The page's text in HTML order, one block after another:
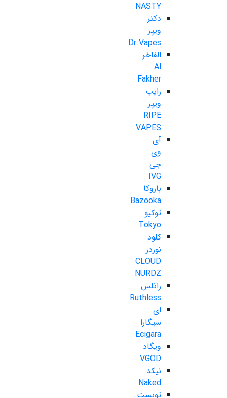
NASTY
دکتر
ویپز
Dr.Vapes
الفاخر
Al
Fakher
رایپ
ویپز
RIPE
VAPES
آی
وی
جی
IVG
بازوکا
Bazooka
توکیو
Tokyo
کلود
نوردز
CLOUD
NURDZ
راتلس
Ruthless
ای
سیگارا
Ecigara
ویگاد
VGOD
نیکد
Naked
تویست